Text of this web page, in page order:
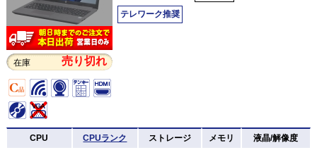
在庫 売り切れ
テレワーク推奨
CPU CPUランク ストレージ メモリ 液晶/解像度